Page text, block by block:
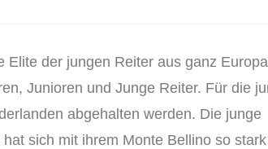
der jungen Reiter aus ganz
Junioren und Junge Reiter. Für die
abgehalten werden. Die junge
sich mit ihrem Monte Bellino so